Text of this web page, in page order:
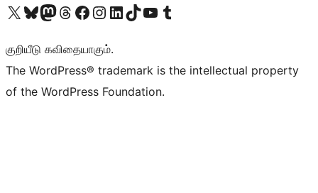
Visit our X (formerly Twitter) account
Visit our Bluesky account
Visit our Mastodon account
Visit our Threads account
Visit our Facebook page
Visit our Instagram account
Visit our LinkedIn account
Visit our TikTok account
Visit our YouTube channel
Visit our Tumblr account
குறியீடு கவிதையாகும்.
The WordPress® trademark is the intellectual property
of the WordPress Foundation.